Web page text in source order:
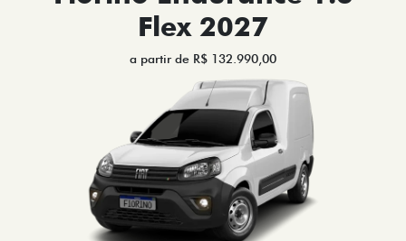
Flex 2027
a partir de R$ 132.990,00